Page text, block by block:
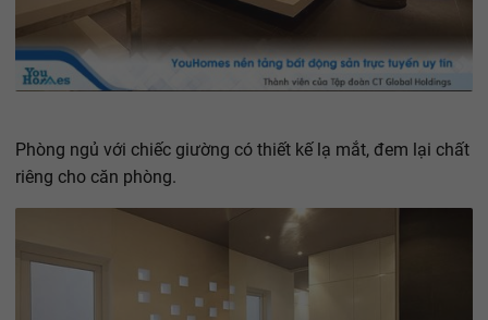
Phòng ngủ với chiếc giường có thiết kế lạ mắt, đem lại chất
riêng cho căn phòng.